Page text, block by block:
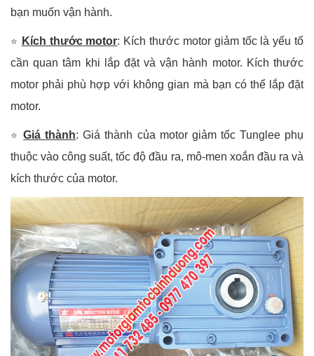
bạn muốn vận hành.
⭐ Kích thước motor: Kích thước motor giảm tốc là yếu tố
cần quan tâm khi lắp đặt và vận hành motor. Kích thước
motor phải phù hợp với không gian mà bạn có thể lắp đặt
motor.
⭐Giá thành: Giá thành của motor giảm tốc Tunglee phụ
thuộc vào công suất, tốc độ đầu ra, mô-men xoắn đầu ra và
kích thước của motor.